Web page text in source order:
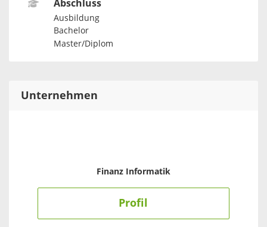
Abschluss
Ausbildung
Bachelor
Master/Diplom
Unternehmen
Finanz Informatik
Profil